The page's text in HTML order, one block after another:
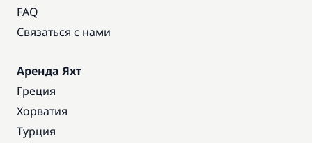
FAQ
Связаться с нами
Аренда Яхт
Греция
Хорватия
Турция